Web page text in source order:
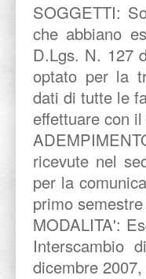
SOGGETTI:
che abbiano
D.Lgs. N. 127
optato per la
dati di tutte le
effettuare con
ricevute nel
per la
primo
MODALITA':
Interscambio
dicembre